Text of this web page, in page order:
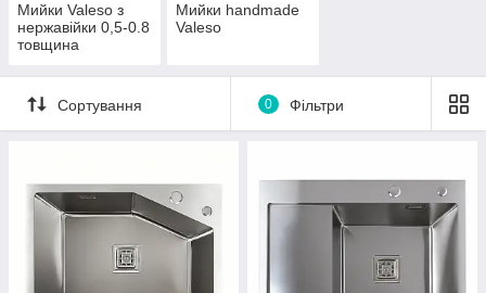
Мийки Valeso з
нержавійки 0,5-0.8
товщина
Мийки handmade
Valeso
Сортування 0 Фільтри